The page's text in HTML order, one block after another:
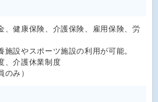
、健康保険、介護保険、雇用保険、労
設やスポーツ施設の利用が可能。
、介護休業制度
み）